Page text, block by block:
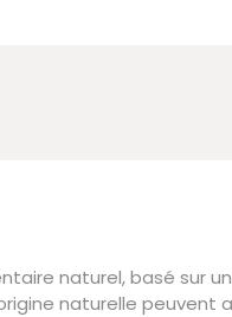
naturel, basé sur
naturelle peuvent